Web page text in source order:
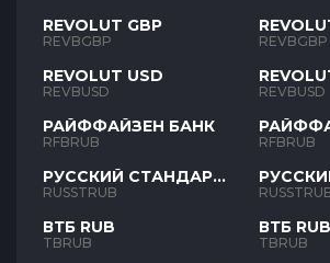
REVOLUT GBP
REVBGBP
REVOLUT USD
REVBUSD
РАЙФФАЙЗЕН БАНК
RFBRUB
РУССКИЙ СТАНДАРТ
RUB
RUSSTRUB
ВТБ RUB
TBRUB
REVBGBP
REVBUSD
RFBRUB
RUB
ВТБ RUB
TBRUB